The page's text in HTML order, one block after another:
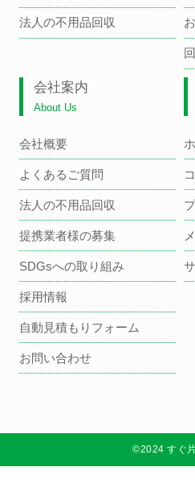
法人の不用品回収
会社案内
About Us
会社概要
よくあるご質問
法人の不用品回収
提携業者様の募集
SDGsへの取り組み
採用情報
自動見積もりフォーム
お問い合わせ
©2024 すぐ